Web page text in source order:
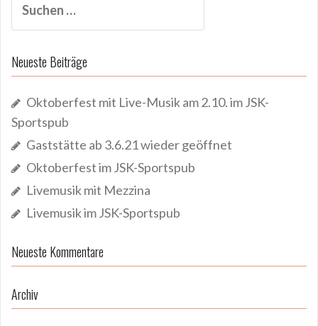
nach:
Neueste Beiträge
Oktoberfest mit Live-Musik am 2.10. im JSK-
Sportspub
Gaststätte ab 3.6.21 wieder geöffnet
Oktoberfest im JSK-Sportspub
Livemusik mit Mezzina
Livemusik im JSK-Sportspub
Neueste Kommentare
Archiv